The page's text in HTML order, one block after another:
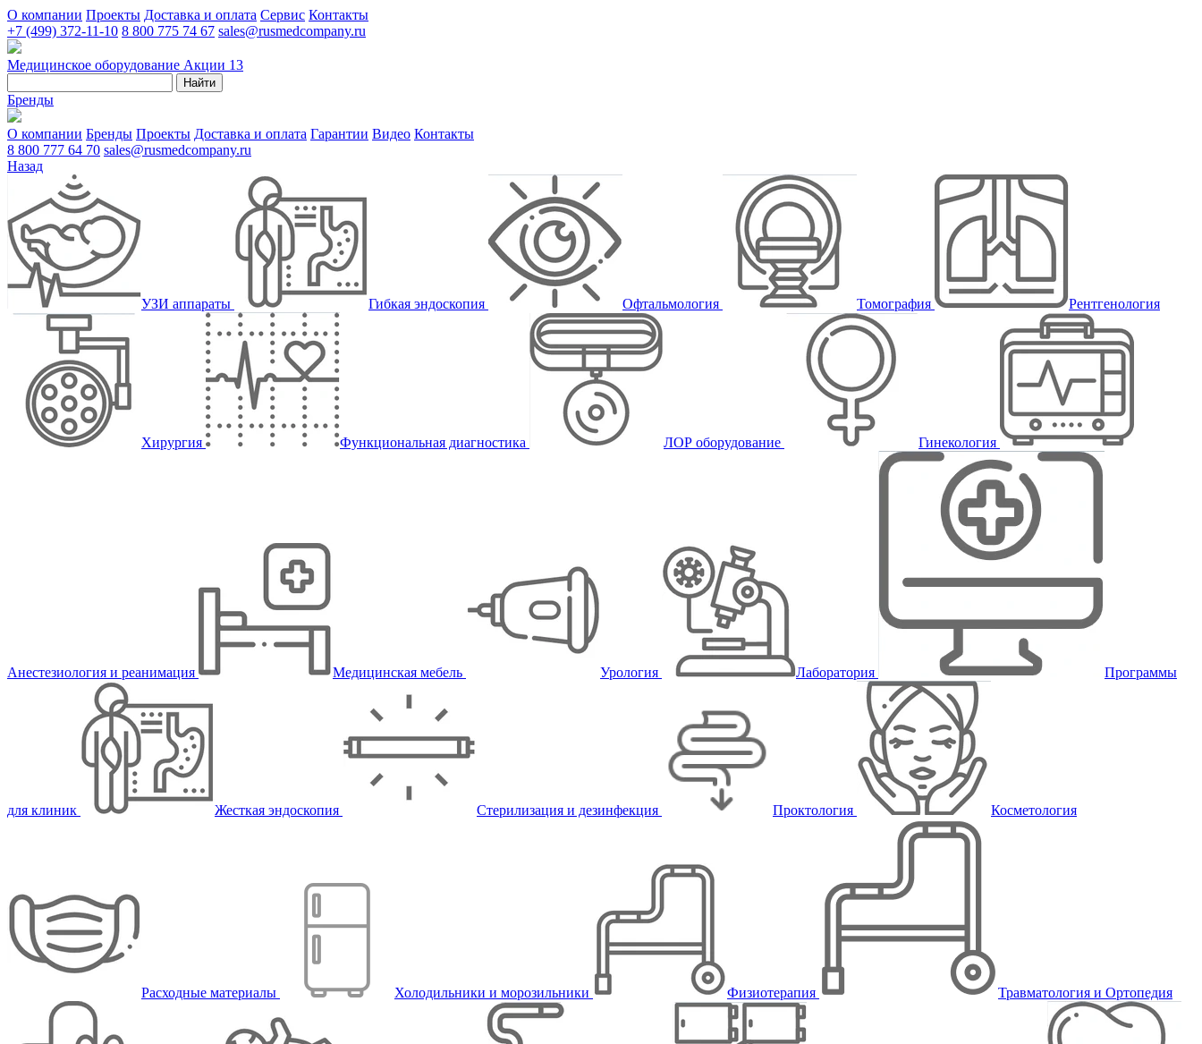
О компании Проекты Доставка и оплата Сервис Контакты
+7 (499) 372-11-10 8 800 775 74 67 sales@rusmedcompany.ru
Медицинское оборудование Акции 13
Найти
Бренды
О компании Бренды Проекты Доставка и оплата Гарантии Видео Контакты
8 800 777 64 70 sales@rusmedcompany.ru
Назад
УЗИ аппараты Гибкая эндоскопия Офтальмология Томография Рентгенология
Хирургия Функциональная диагностика ЛОР оборудование Гинекология
Анестезиология и реанимация Медицинская мебель Урология Лаборатория Программы
для клиник Жесткая эндоскопия Стерилизация и дезинфекция Проктология Косметология
Расходные материалы Холодильники и морозильники Физиотерапия Травматология и Ортопедия